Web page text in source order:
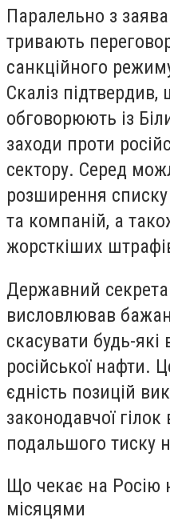
Паралельно з
тривають
санкційного
Скаліз підтвердив,
обговорюють із
заходи проти
сектору. Серед
розширення списку
та компаній, а
жорсткіших
Державний
висловлював
скасувати будь-
російської нафти.
єдність позицій
законодавчої
подальшого тиску
Що чекає на
місяцями